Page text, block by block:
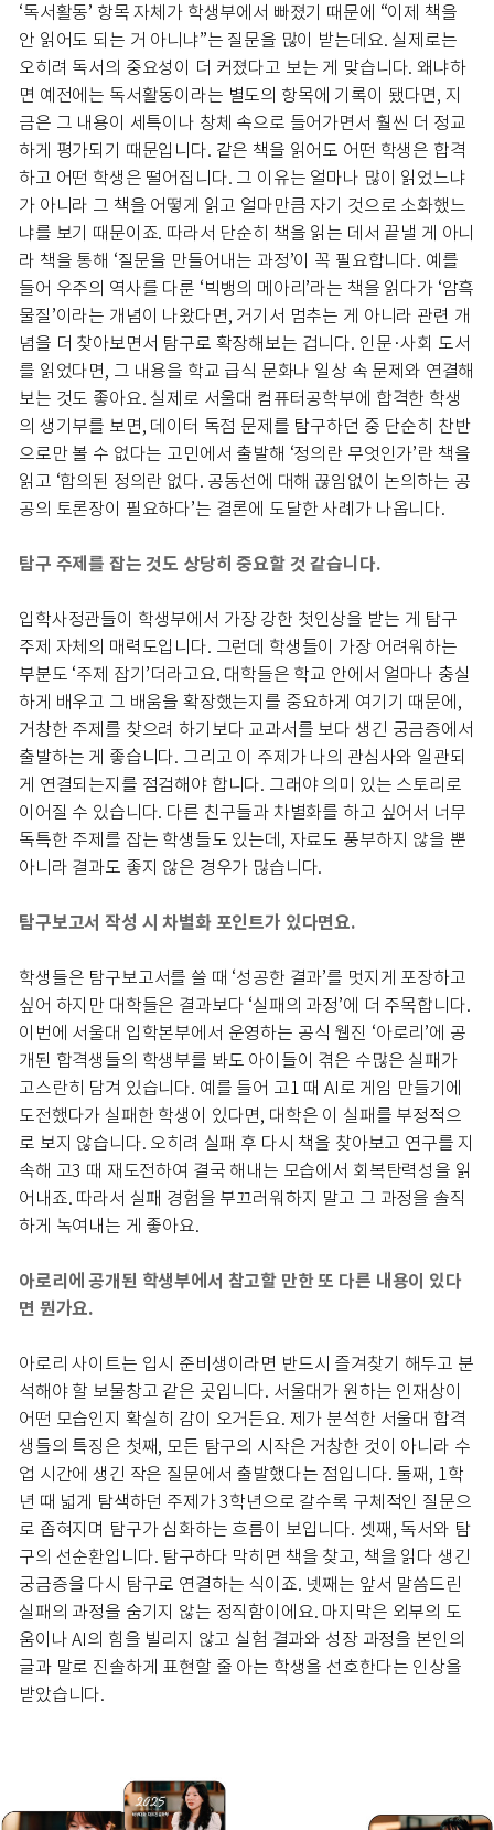
‘독서활동’ 항목 자체가 학생부에서 빠졌기 때문에 “이제 책을
안 읽어도 되는 거 아니냐”는 질문을 많이 받는데요. 실제로는
오히려 독서의 중요성이 더 커졌다고 보는 게 맞습니다. 왜냐하
면 예전에는 독서활동이라는 별도의 항목에 기록이 됐다면, 지
금은 그 내용이 세특이나 창체 속으로 들어가면서 훨씬 더 정교
하게 평가되기 때문입니다. 같은 책을 읽어도 어떤 학생은 합격
하고 어떤 학생은 떨어집니다. 그 이유는 얼마나 많이 읽었느냐
가 아니라 그 책을 어떻게 읽고 얼마만큼 자기 것으로 소화했느
냐를 보기 때문이죠. 따라서 단순히 책을 읽는 데서 끝낼 게 아니
라 책을 통해 ‘질문을 만들어내는 과정’이 꼭 필요합니다. 예를
들어 우주의 역사를 다룬 ‘빅뱅의 메아리’라는 책을 읽다가 ‘암흑
물질’이라는 개념이 나왔다면, 거기서 멈추는 게 아니라 관련 개
념을 더 찾아보면서 탐구로 확장해보는 겁니다. 인문·사회 도서
를 읽었다면, 그 내용을 학교 급식 문화나 일상 속 문제와 연결해
보는 것도 좋아요. 실제로 서울대 컴퓨터공학부에 합격한 학생
의 생기부를 보면, 데이터 독점 문제를 탐구하던 중 단순히 찬반
으로만 볼 수 없다는 고민에서 출발해 ‘정의란 무엇인가’란 책을
읽고 ‘합의된 정의란 없다. 공동선에 대해 끊임없이 논의하는 공
공의 토론장이 필요하다’는 결론에 도달한 사례가 나옵니다.
탐구 주제를 잡는 것도 상당히 중요할 것 같습니다.
입학사정관들이 학생부에서 가장 강한 첫인상을 받는 게 탐구
주제 자체의 매력도입니다. 그런데 학생들이 가장 어려워하는
부분도 ‘주제 잡기’더라고요. 대학들은 학교 안에서 얼마나 충실
하게 배우고 그 배움을 확장했는지를 중요하게 여기기 때문에,
거창한 주제를 찾으려 하기보다 교과서를 보다 생긴 궁금증에서
출발하는 게 좋습니다. 그리고 이 주제가 나의 관심사와 일관되
게 연결되는지를 점검해야 합니다. 그래야 의미 있는 스토리로
이어질 수 있습니다. 다른 친구들과 차별화를 하고 싶어서 너무
독특한 주제를 잡는 학생들도 있는데, 자료도 풍부하지 않을 뿐
아니라 결과도 좋지 않은 경우가 많습니다.
탐구보고서 작성 시 차별화 포인트가 있다면요.
학생들은 탐구보고서를 쓸 때 ‘성공한 결과’를 멋지게 포장하고
싶어 하지만 대학들은 결과보다 ‘실패의 과정’에 더 주목합니다.
이번에 서울대 입학본부에서 운영하는 공식 웹진 ‘아로리’에 공
개된 합격생들의 학생부를 봐도 아이들이 겪은 수많은 실패가
고스란히 담겨 있습니다. 예를 들어 고1 때 AI로 게임 만들기에
도전했다가 실패한 학생이 있다면, 대학은 이 실패를 부정적으
로 보지 않습니다. 오히려 실패 후 다시 책을 찾아보고 연구를 지
속해 고3 때 재도전하여 결국 해내는 모습에서 회복탄력성을 읽
어내죠. 따라서 실패 경험을 부끄러워하지 말고 그 과정을 솔직
하게 녹여내는 게 좋아요.
아로리에 공개된 학생부에서 참고할 만한 또 다른 내용이 있다
면 뭔가요.
아로리 사이트는 입시 준비생이라면 반드시 즐겨찾기 해두고 분
석해야 할 보물창고 같은 곳입니다. 서울대가 원하는 인재상이
어떤 모습인지 확실히 감이 오거든요. 제가 분석한 서울대 합격
생들의 특징은 첫째, 모든 탐구의 시작은 거창한 것이 아니라 수
업 시간에 생긴 작은 질문에서 출발했다는 점입니다. 둘째, 1학
년 때 넓게 탐색하던 주제가 3학년으로 갈수록 구체적인 질문으
로 좁혀지며 탐구가 심화하는 흐름이 보입니다. 셋째, 독서와 탐
구의 선순환입니다. 탐구하다 막히면 책을 찾고, 책을 읽다 생긴
궁금증을 다시 탐구로 연결하는 식이죠. 넷째는 앞서 말씀드린
실패의 과정을 숨기지 않는 정직함이에요. 마지막은 외부의 도
움이나 AI의 힘을 빌리지 않고 실험 결과와 성장 과정을 본인의
글과 말로 진솔하게 표현할 줄 아는 학생을 선호한다는 인상을
받았습니다.